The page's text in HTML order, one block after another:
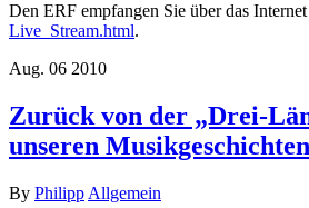
Den ERF empfangen Sie über das
Live_Stream.html.
Aug. 06 2010
Zurück von der „Drei-
unseren Musikgeschichten
By Philipp Allgemein